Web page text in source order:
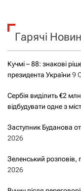
к
Гарячі
Кучмі – 88: знакові
президента України 9
Сербія виділить €2
відбудувати одне з міст
Заступник Буданова
2026
Зеленський
2026